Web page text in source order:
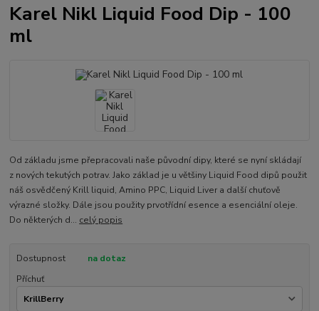
Karel Nikl Liquid Food Dip - 100
ml
Od základu jsme přepracovali naše původní dipy, které se nyní skládají
z nových tekutých potrav. Jako základ je u většiny Liquid Food dipů použit
náš osvědčený Krill liquid, Amino PPC, Liquid Liver a další chuťově
výrazné složky. Dále jsou použity prvotřídní esence a esenciální oleje.
Do některých d... celý popis
Dostupnost
na dotaz
Příchuť